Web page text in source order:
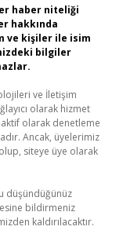
haber niteliği
hakkında
ve kişiler ile isim
bilgiler
ve İletişim
olarak hizmet
olarak denetleme
Ancak, üyelerimiz
siteye üye olarak
düşündüğünüz
bildirmeniz
kaldırılacaktır.